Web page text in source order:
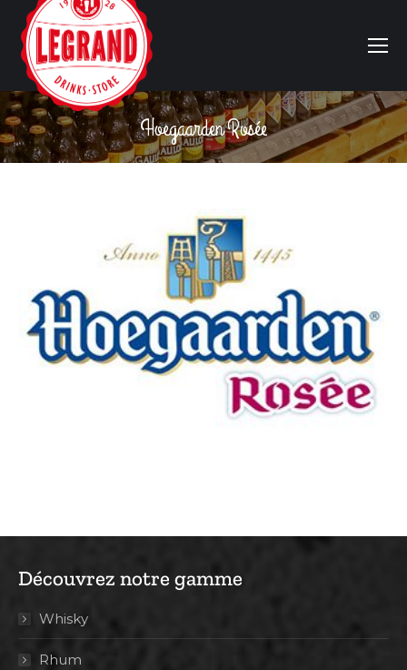
Hoegaarden Rosée
Vous êtes ici :
Découvrez notre gamme
Whisky
Rhum